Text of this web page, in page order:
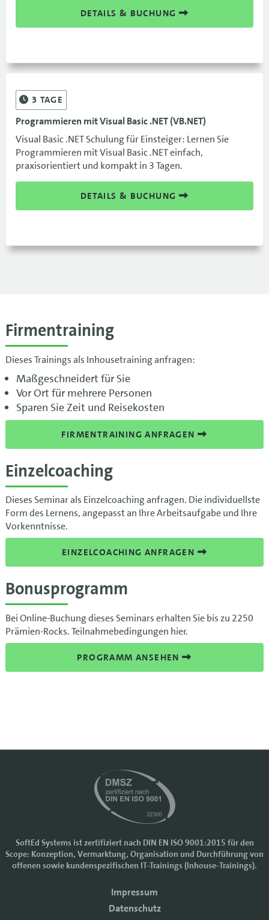
DETAILS & BUCHUNG
3 TAGE
Programmieren mit Visual Basic .NET (VB.NET)
Visual Basic .NET Schulung für Einsteiger: Lernen Sie
Programmieren mit Visual Basic .NET einfach,
praxisorientiert und kompakt in 3 Tagen.
DETAILS & BUCHUNG
Firmentraining
Dieses Trainings als Inhousetraining anfragen:
Maßgeschneidert für Sie
Vor Ort für mehrere Personen
Sparen Sie Zeit und Reisekosten
FIRMENTRAINING ANFRAGEN
Einzelcoaching
Dieses Seminar als Einzelcoaching anfragen. Die individuellste
Form des Lernens, angepasst an Ihre Arbeitsaufgabe und Ihre
Vorkenntnisse.
EINZELCOACHING ANFRAGEN
Bonusprogramm
Bei Online-Buchung dieses Seminars erhalten Sie bis zu 2250
Prämien-Rocks. Teilnahmebedingungen hier.
PROGRAMM ANSEHEN
SoftEd Systems ist zertifiziert nach DIN EN ISO 9001:2015 für den
Scope: Konzeption, Vermarktung, Organisation und Durchführung von
offenen sowie kundenspezifischen IT-Trainings (Inhouse-Trainings).
Impressum
Datenschutz
Cookie-Einstellungen
verbessern. Manche Cookies sind notwendig, damit unsere Website
funktioniert. Mit anderen Cookies können wir die Zugriffe auf die